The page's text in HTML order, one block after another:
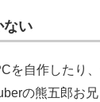
ない
を自作したり
の熊五郎お